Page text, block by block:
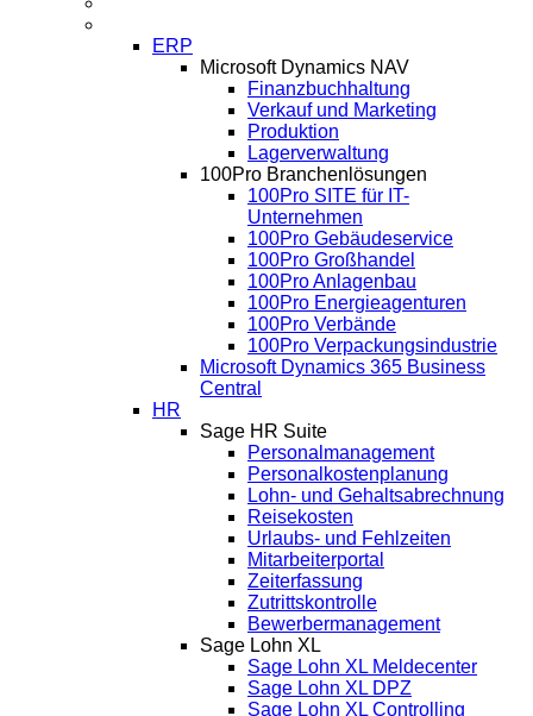
ERP
Microsoft Dynamics NAV
Finanzbuchhaltung
Verkauf und Marketing
Produktion
Lagerverwaltung
100Pro Branchenlösungen
100Pro SITE für IT-
Unternehmen
100Pro Gebäudeservice
100Pro Großhandel
100Pro Anlagenbau
100Pro Energieagenturen
100Pro Verbände
100Pro Verpackungsindustrie
Microsoft Dynamics 365 Business
Central
HR
Sage HR Suite
Personalmanagement
Personalkostenplanung
Lohn- und Gehaltsabrechnung
Reisekosten
Urlaubs- und Fehlzeiten
Mitarbeiterportal
Zeiterfassung
Zutrittskontrolle
Bewerbermanagement
Sage Lohn XL
Sage Lohn XL Meldecenter
Sage Lohn XL DPZ
Sage Lohn XL Controlling